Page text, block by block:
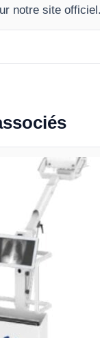
notre site